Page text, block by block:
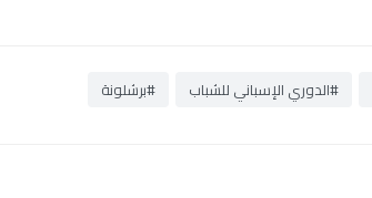
#الدوري الإسباني للشباب #برشلونة